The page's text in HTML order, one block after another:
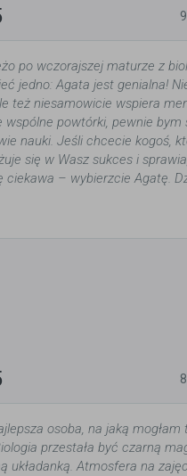
po wczorajszej maturze z
jedno: Agata jest genialna!
też niesamowicie wspiera
wspólne powtórki, pewnie bym
nauki. Jeśli chcecie kogoś,
się w Wasz sukces i
ciekawa – wybierzcie Agatę.
osoba, na jaką mogłam
przestała być czarną
układanką. Atmosfera na